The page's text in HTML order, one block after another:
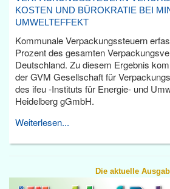
KOSTEN UND BÜROKRATIE BEI
UMWELTEFFEKT
Kommunale Verpackungssteuern
Prozent des gesamten
Deutschland. Zu diesem Ergebnis
der GVM Gesellschaft für
des ifeu -Instituts für Energie- und
Heidelberg gGmbH.
Weiterlesen...
Die aktuelle